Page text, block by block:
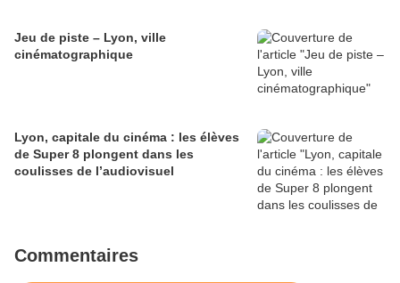
Jeu de piste – Lyon, ville
cinématographique
Lyon, capitale du cinéma : les élèves
de Super 8 plongent dans les
coulisses de l’audiovisuel
Commentaires